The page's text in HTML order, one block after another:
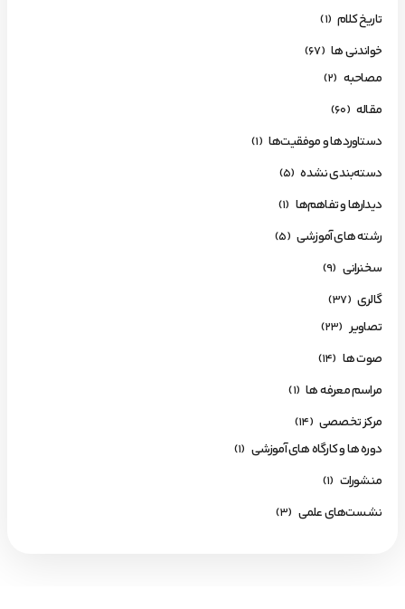
تاریخ کلام (1)
خواندنی ها (67)
مصاحبه (2)
مقاله (60)
دستاوردها و موفقیت‌ها (1)
دسته‌بندی نشده (5)
دیدارها و تفاهم‌ها (1)
رشته های آموزشی (5)
سخنرانی (9)
گالری (37)
تصاویر (23)
صوت ها (14)
مراسم معرفه ها (1)
مرکز تخصصی (14)
دوره ها و کارگاه های آموزشی (1)
منشورات (1)
نشست‌های علمی (3)